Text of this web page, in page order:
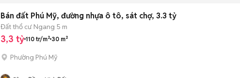
Bán đất Phú Mỹ, đường nhựa ô tô, sát chợ, 3.3 tỷ
Đất thổ cư Ngang 5 m
3,3 tỷ 110 tr/m² 30 m²
Phường Phú Mỹ